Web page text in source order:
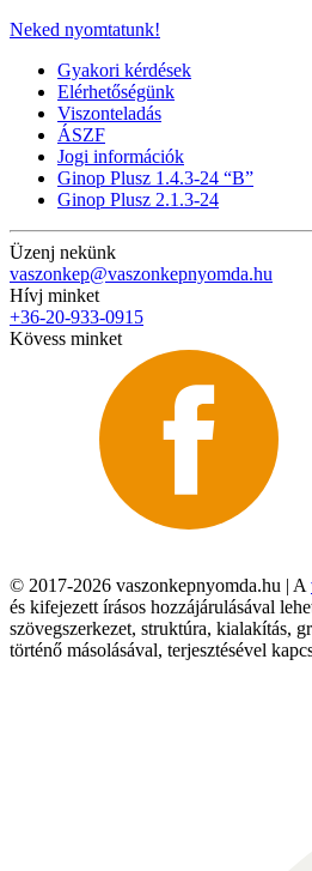
Neked nyomtatunk!
Gyakori kérdések
Elérhetőségünk
Viszonteladás
ÁSZF
Jogi információk
Ginop Plusz 1.4.3-24 “B”
Ginop Plusz 2.1.3-24
Üzenj nekünk
vaszonkep@vaszonkepnyomda.hu
Hívj minket
+36-20-933-0915
Kövess minket
© 2017-2026 vaszonkepnyomda.hu | A
és kifejezett írásos hozzájárulásával
szövegszerkezet, struktúra, kialakítás,
történő másolásával, terjesztésével